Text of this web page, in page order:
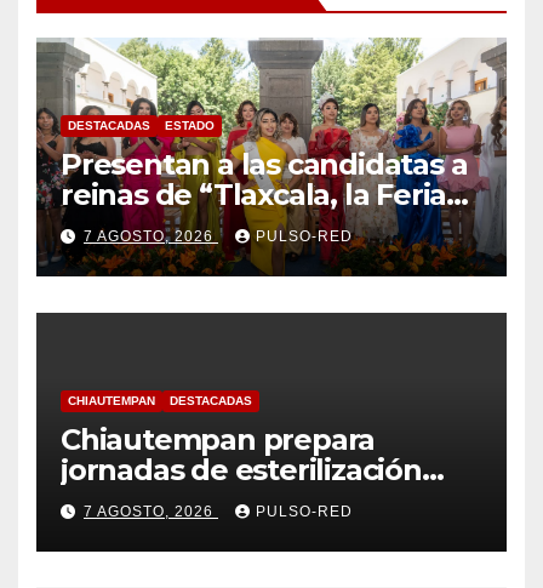
DESTACADAS ESTADO
Presentan a las candidatas a
reinas de “Tlaxcala, la Feria
de Ferias 2026: La Flor
Tlaxcalteca”
7 AGOSTO, 2026 PULSO-RED
CHIAUTEMPAN DESTACADAS
Chiautempan prepara
jornadas de esterilización
para perros y gatos
7 AGOSTO, 2026 PULSO-RED